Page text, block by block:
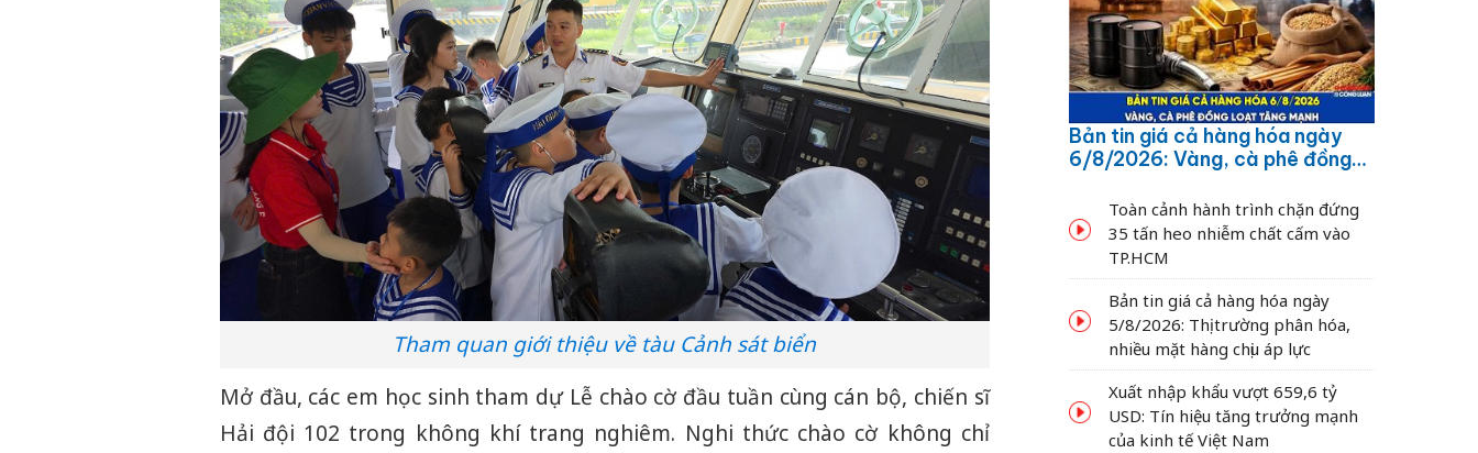
Tham quan giới thiệu về tàu Cảnh sát biển
Mở đầu, các em học sinh tham dự Lễ chào cờ đầu tuần cùng cán bộ, chiến sĩ
Hải đội 102 trong không khí trang nghiêm. Nghi thức chào cờ không chỉ
Bản tin giá cả hàng hóa ngày
6/8/2026: Vàng, cà phê đồng
Toàn cảnh hành trình chặn đứng
35 tấn heo nhiễm chất cấm vào
TP.HCM
Bản tin giá cả hàng hóa ngày
5/8/2026: Thị trường phân hóa,
nhiều mặt hàng chịu áp lực
Xuất nhập khẩu vượt 659,6 tỷ
USD: Tín hiệu tăng trưởng mạnh
của kinh tế Việt Nam